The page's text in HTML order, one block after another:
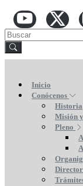
Inicio
Conócenos
Historia
Misión
Pleno